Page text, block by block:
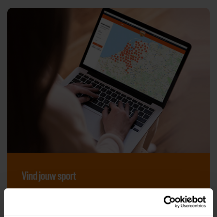
Vind jouw sport
Van atletiek tot zwemmen: met onze Sportzoeker
vind je gemakkelijk jouw favoriete sport of activiteit.